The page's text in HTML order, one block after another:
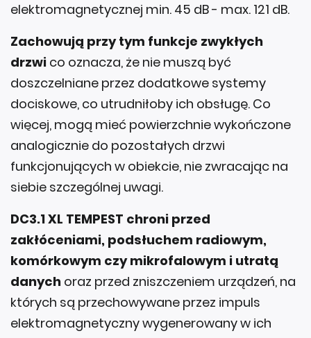
elektromagnetycznej min. 45 dB - max. 121 dB.
Zachowują przy tym funkcje zwykłych
drzwi co oznacza, że nie muszą być
doszczelniane przez dodatkowe systemy
dociskowe, co utrudniłoby ich obsługę. Co
więcej, mogą mieć powierzchnie wykończone
analogicznie do pozostałych drzwi
funkcjonujących w obiekcie, nie zwracając na
siebie szczególnej uwagi.
DC3.1 XL TEMPEST chroni przed
zakłóceniami, podsłuchem radiowym,
komórkowym czy mikrofalowym i utratą
danych oraz przed zniszczeniem urządzeń, na
których są przechowywane przez impuls
elektromagnetyczny wygenerowany w ich